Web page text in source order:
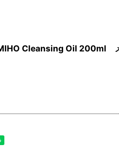
Cleansing Oil 200ml